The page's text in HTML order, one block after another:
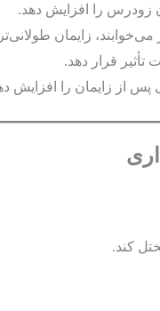
زودرس را افزایش دهد.
قرار دهد.
از زایمان را افزایش
کند.